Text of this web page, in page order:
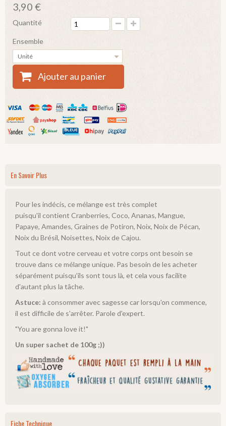
3,90 €
Quantité
Ensemble
Unité
Ajouter au panier
En Savoir Plus
Pour les indécis, ce mélange est très complet
puisqu'il contient Cranberries, Coco, Ananas, Mangue,
Papaye, Amandes, Graines de Potiron, Noix, Noix de Pécan,
Noix du Brésil, Noisettes, Noix de Cajou.
Tout ce dont votre cerveau et votre corps ont besoin se
trouve dans ce mélange unique. Pas besoin de les acheter
séparément puisqu'ils sont tous là, et cela vous facilite
d'autant plus la tâche.
Astuce: à consommer avec sagesse car lorsqu'on commence,
il est difficile de s'arrêter. Parole d'expert.
"You are gonna love it!"
Un super sachet de 100g ;))
Fiche Technique